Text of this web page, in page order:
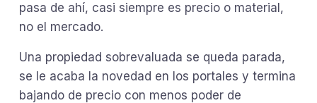
pasa de ahí, casi siempre es precio o material,
no el mercado.
Una propiedad sobrevaluada se queda parada,
se le acaba la novedad en los portales y termina
bajando de precio con menos poder de